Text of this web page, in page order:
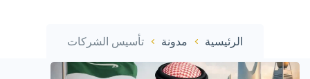
الرئيسية مدونة تأسيس الشركات